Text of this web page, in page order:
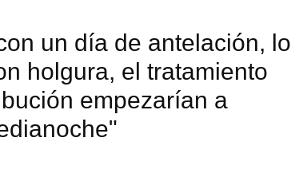
has de iniciar sesión con tu
SESIÓN CANCELAR
un día de antelación, lo
holgura, el tratamiento
empezarían a